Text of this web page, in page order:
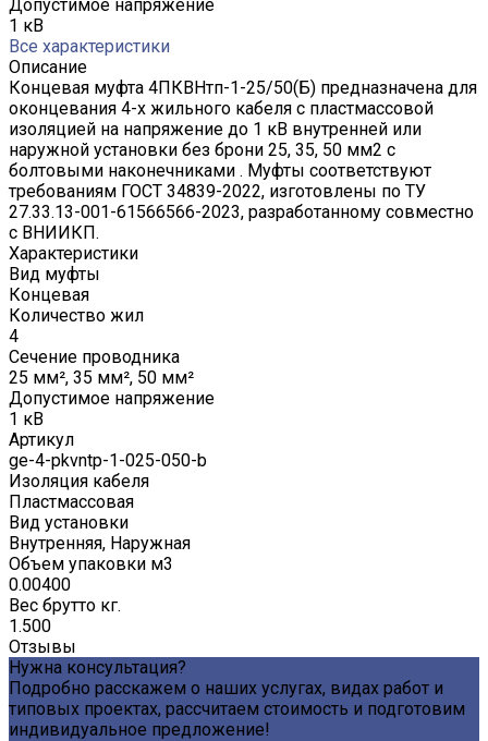
Допустимое напряжение
1 кВ
Все характеристики
Описание
Концевая муфта 4ПКВНтп-1-25/50(Б) предназначена для
оконцевания 4-х жильного кабеля с пластмассовой
изоляцией на напряжение до 1 кВ внутренней или
наружной установки без брони 25, 35, 50 мм2 с
болтовыми наконечниками . Муфты соответствуют
требованиям ГОСТ 34839-2022, изготовлены по ТУ
27.33.13-001-61566566-2023, разработанному совместно
с ВНИИКП.
Характеристики
Вид муфты
Концевая
Количество жил
4
Сечение проводника
25 мм², 35 мм², 50 мм²
Допустимое напряжение
1 кВ
Артикул
ge-4-pkvntp-1-025-050-b
Изоляция кабеля
Пластмассовая
Вид установки
Внутренняя, Наружная
Объем упаковки м3
0.00400
Вес брутто кг.
1.500
Отзывы
Нужна консультация?
Подробно расскажем о наших услугах, видах работ и
типовых проектах, рассчитаем стоимость и подготовим
индивидуальное предложение!